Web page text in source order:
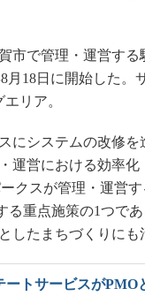
で管理・運営する
月18日に開始した。
リア。
システムの改修を
運営における効率
クスが管理・運営
重点施策の1つであ
したまちづくりにも
ートサービスがPMO